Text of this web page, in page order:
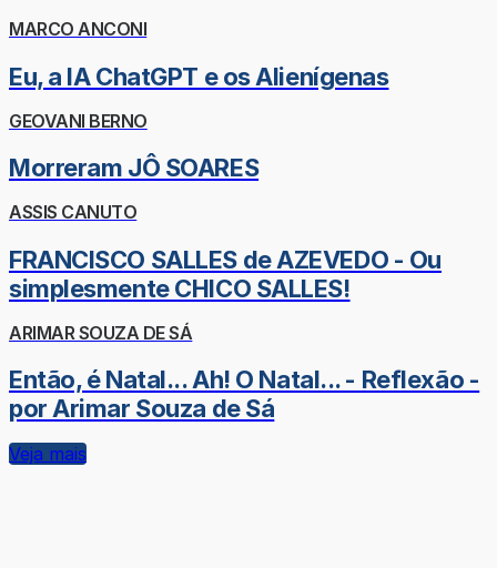
MARCO ANCONI
Eu, a IA ChatGPT e os Alienígenas
GEOVANI BERNO
Morreram JÔ SOARES
ASSIS CANUTO
FRANCISCO SALLES de AZEVEDO - Ou
simplesmente CHICO SALLES!
ARIMAR SOUZA DE SÁ
Então, é Natal... Ah! O Natal... - Reflexão -
por Arimar Souza de Sá
Veja mais